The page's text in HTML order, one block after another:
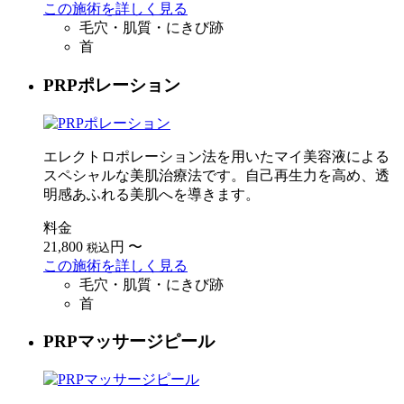
この施術を詳しく見る
毛穴・肌質・にきび跡
首
PRPポレーション
エレクトロポレーション法を用いたマイ美容液による
スペシャルな美肌治療法です。自己再生力を高め、透
明感あふれる美肌へを導きます。
料金
21,800 税込 円 〜
この施術を詳しく見る
毛穴・肌質・にきび跡
首
PRPマッサージピール